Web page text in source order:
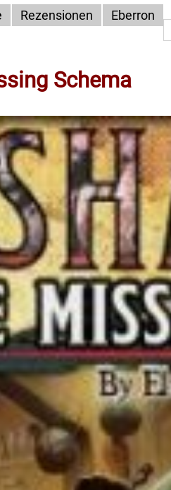
Rezensionen Eberron
Schema